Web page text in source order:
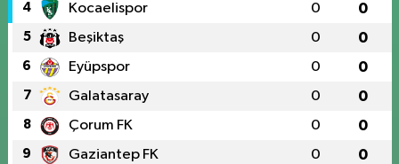
4 Kocaelispor 0 0
5 Beşiktaş 0 0
6 Eyüpspor 0 0
7 Galatasaray 0 0
8 Çorum FK 0 0
9 Gaziantep FK 0 0